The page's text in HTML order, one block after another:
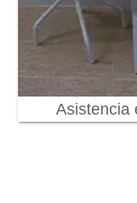
Asistencia